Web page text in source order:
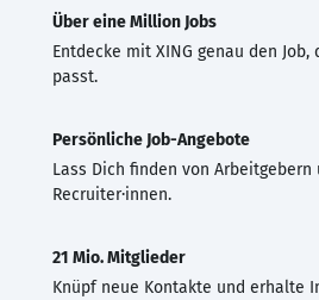
Über eine Million Jobs
Entdecke mit XING genau den
passt.
Persönliche Job-Angebote
Lass Dich finden von Arbeitgebern
Recruiter·innen.
21 Mio. Mitglieder
Knüpf neue Kontakte und erhalte